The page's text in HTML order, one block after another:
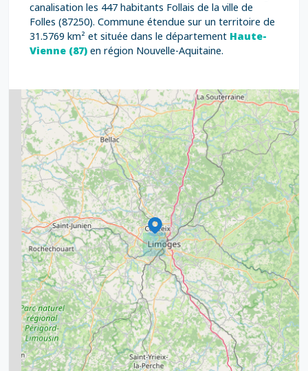
canalisation les 447 habitants Follais de la ville de
Folles (87250). Commune étendue sur un territoire de
31.5769 km² et située dans le département Haute-
Vienne (87) en région Nouvelle-Aquitaine.
2
9
2
3
11
5
8
7
7
6
20
2
9
8
5
11
15
7